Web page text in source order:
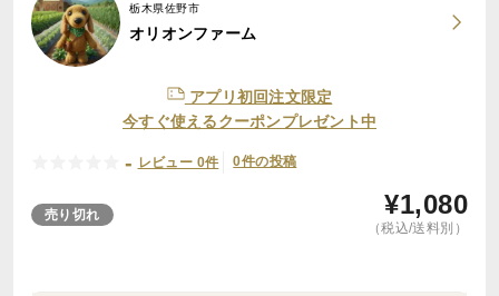
栃木県佐野市
オリオンファーム
アプリ初回注文限定
今すぐ使えるクーポンプレゼント中
- レビュー 0件 0件の投稿
売り切れ ¥1,080
（税込/送料別）